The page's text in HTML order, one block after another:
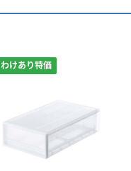
わけあり特価